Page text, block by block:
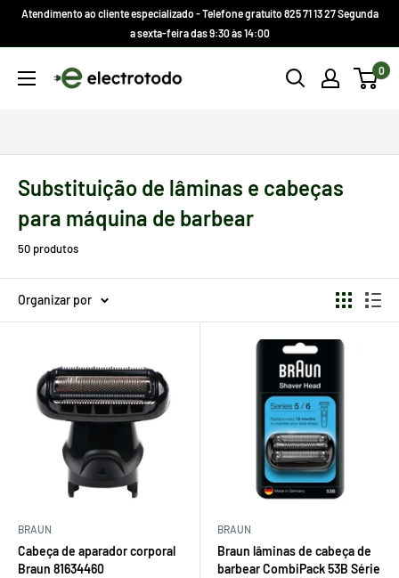
Atendimento ao cliente especializado - Telefone gratuito 825 71 13 27 Segunda
a sexta-feira das 9:30 às 14:00
Electrotodo.es 0
Substituição de lâminas e cabeças
para máquina de barbear
50 produtos
Organizar por
BRAUN
Cabeça de aparador corporal
Braun 81634460
BRAUN
Braun lâminas de cabeça de
barbear CombiPack 53B Série